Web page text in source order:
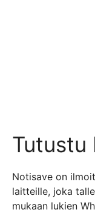
Tutustu
Notisave on
laitteille, joka
mukaan lukien